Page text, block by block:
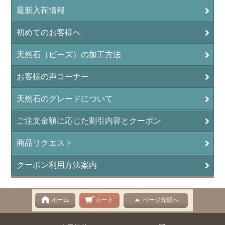
最新入荷情報
初めてのお客様へ
天然石（ビーズ）の加工方法
お客様の声コーナー
天然石のグレードについて
ご注文金額に応じた割引内容とクーポン
商品リクエスト
クーポン利用方法案内
ホーム カート ページ先頭へ